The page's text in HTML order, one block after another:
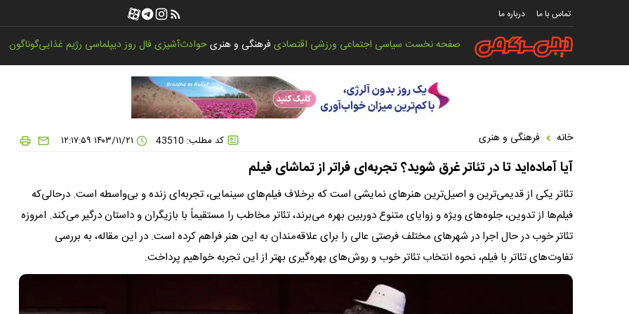
تماس با ما درباره ما
صفحه نخستسیاسی اجتماعی ورزشی اقتصادیفرهنگی و هنریحوادثآشپزیفال روزدیپلماسی رژیم غذاییگوناگون
خانه فرهنگی و هنری کد مطلب: 43510
آیا آماده‌اید تا در تئاتر غرق شوید؟ تجربه‌ای فراتر از تماشای فیلم
تئاتر یکی از قدیمی‌ترین و اصیل‌ترین هنرهای نمایشی است که برخلاف فیلم‌های سینمایی، تجربه‌ای زنده و بی‌واسطه است. درحالی‌که
فیلم‌ها از تدوین، جلوه‌های ویژه و زوایای متنوع دوربین بهره می‌برند، تئاتر مخاطب را مستقیماً با بازیگران و داستان درگیر می‌کند. امروزه
تئاتر خوب در حال اجرا در شهرهای مختلف فرصتی عالی را برای علاقه‌مندان به این هنر فراهم کرده است. در این مقاله، به بررسی
تفاوت‌های تئاتر با فیلم، نحوه انتخاب تئاتر خوب و روش‌های بهره‌گیری بهتر از این تجربه خواهیم پرداخت.